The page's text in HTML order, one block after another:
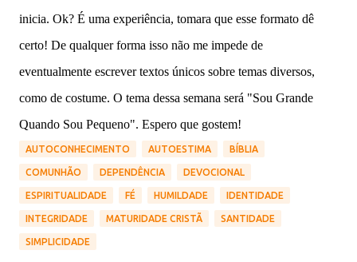
inicia. Ok? É uma experiência, tomara que esse formato dê
certo! De qualquer forma isso não me impede de
eventualmente escrever textos únicos sobre temas diversos,
como de costume. O tema dessa semana será "Sou Grande
Quando Sou Pequeno". Espero que gostem!
AUTOCONHECIMENTO AUTOESTIMA BÍBLIA
COMUNHÃO DEPENDÊNCIA DEVOCIONAL
ESPIRITUALIDADE FÉ HUMILDADE IDENTIDADE
INTEGRIDADE MATURIDADE CRISTÃ SANTIDADE
SIMPLICIDADE